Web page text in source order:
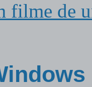
filme de